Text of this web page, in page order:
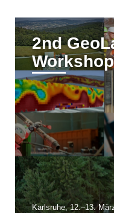
2nd
Workshop
Karlsruhe, 12.–13.